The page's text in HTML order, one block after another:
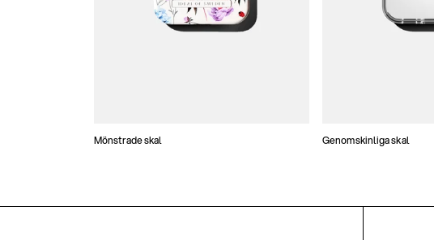
Mönstrade skal Genomskinliga skal